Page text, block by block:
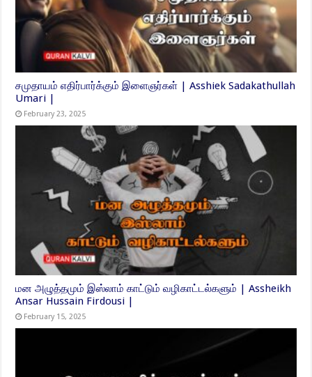
சமுதாயம் எதிர்பார்க்கும் இளைஞர்கள் | Asshiek Sadakathullah
Umari |
February 23, 2025
மன அழுத்தமும் இஸ்லாம் காட்டும் வழிகாட்டல்களும் | Assheikh
Ansar Hussain Firdousi |
February 15, 2025